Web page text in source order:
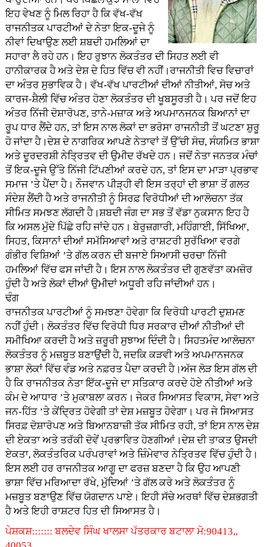
ਇਹ ਵੇਖਣ ਨੂੰ ਮਿਲ ਰਿਹਾ ਹੈ ਕਿ ਵੱਖ-ਵੱਖ
ਰਾਜਨੀਤਕ ਪਾਰਟੀਆਂ ਦੇ ਨੇਤਾ ਇਕ-ਦੂਜੇ ਨੂੰ
ਨੀਵਾਂ ਦਿਖਾਉਣ ਲਈ ਸ਼ਬਦੀ ਹਮਲਿਆਂ ਦਾ
ਸਹਾਰਾ ਲੈ ਰਹੇ ਹਨ। ਇਹ ਰੁਝਾਨ ਲੋਕਤੰਤਰ ਦੀ ਸਿਹਤ ਲਈ ਵੀ
ਹਾਨੀਕਾਰਕ ਹੈ ਅਤੇ ਦੇਸ਼ ਦੇ ਹਿਤ ਵਿੱਚ ਵੀ ਨਹੀਂ।ਰਾਜਨੀਤੀ ਵਿਚ ਵਿਚਾਰਾਂ
ਦਾ ਅੰਤਰ ਸੁਭਾਵਿਕ ਹੈ। ਵੱਖ-ਵੱਖ ਪਾਰਟੀਆਂ ਦੀਆਂ ਨੀਤੀਆਂ, ਸੋਚ ਅਤੇ
ਕਾਰਜ-ਸ਼ੈਲੀ ਵਿੱਚ ਅੰਤਰ ਹੋਣਾ ਲੋਕਤੰਤਰ ਦੀ ਖੂਬਸੂਰਤੀ ਹੈ। ਪਰ ਜਦੋਂ ਇਹ
ਅੰਤਰ ਨਿੱਜੀ ਦੋਸ਼ਾਰੋਪਣ, ਤਾਨੇ-ਮਜ਼ਾਕ ਅਤੇ ਅਪਮਾਨਜਨਕ ਬਿਆਨਾਂ ਦਾ
ਰੂਪ ਧਾਰ ਲੈਂਦੇ ਹਨ, ਤਾਂ ਇਸ ਨਾਲ ਲੋਕਾਂ ਦਾ ਭਰੋਸਾ ਰਾਜਨੀਤੀ ਤੋਂ ਘਟਣਾ ਸ਼ੁਰੂ
ਹੋ ਜਾਂਦਾ ਹੈ।ਦੇਸ਼ ਦੇ ਨਾਗਰਿਕ ਆਪਣੇ ਨੇਤਾਵਾਂ ਤੋਂ ਉੱਚੀ ਸੋਚ, ਸੰਯਮਿਤ ਭਾਸ਼ਾ
ਅਤੇ ਦੂਰਦਰਸ਼ੀ ਨੇਤ੍ਰਿਤਵ ਦੀ ਉਮੀਦ ਰੱਖਦੇ ਹਨ। ਜਦੋਂ ਨੇਤਾ ਜਨਤਕ ਮੰਚਾਂ
ਤੋਂ ਇਕ-ਦੂਜੇ ਉੱਤੇ ਨਿੱਜੀ ਟਿੱਪਣੀਆਂ ਕਰਦੇ ਹਨ, ਤਾਂ ਇਸ ਦਾ ਮਾੜਾ ਪ੍ਰਭਾਵ
ਸਮਾਜ ’ਤੇ ਪੈਂਦਾ ਹੈ। ਨੌਜਵਾਨ ਪੀੜ੍ਹੀ ਵੀ ਇਸ ਤਰ੍ਹਾਂ ਦੀ ਭਾਸ਼ਾ ਤੋਂ ਗਲਤ
ਸੰਦੇਸ਼ ਲੈਂਦੀ ਹੈ ਅਤੇ ਰਾਜਨੀਤੀ ਨੂੰ ਸਿਰਫ਼ ਵਿਰੋਧੀਆਂ ਦੀ ਆਲੋਚਨਾ ਤੱਕ
ਸੀਮਿਤ ਸਮਝਣ ਲੱਗਦੀ ਹੈ।ਸ਼ਬਦੀ ਜੰਗ ਦਾ ਸਭ ਤੋਂ ਵੱਡਾ ਨੁਕਸਾਨ ਇਹ ਹੈ
ਕਿ ਅਸਲ ਮੁੱਦੇ ਪਿੱਛੇ ਰਹਿ ਜਾਂਦੇ ਹਨ। ਬੇਰੁਜ਼ਗਾਰੀ, ਮਹਿੰਗਾਈ, ਸਿੱਖਿਆ,
ਸਿਹਤ, ਕਿਸਾਨਾਂ ਦੀਆਂ ਸਮੱਸਿਆਵਾਂ ਅਤੇ ਰਾਸ਼ਟਰੀ ਸੁਰੱਖਿਆ ਵਰਗੇ
ਗੰਭੀਰ ਵਿਸ਼ਿਆਂ ’ਤੇ ਗੱਲ ਕਰਨ ਦੀ ਬਜਾਏ ਸਿਆਸੀ ਚਰਚਾ ਨਿੱਜੀ
ਹਮਲਿਆਂ ਵਿੱਚ ਫਸ ਜਾਂਦੀ ਹੈ। ਇਸ ਨਾਲ ਲੋਕਤੰਤਰ ਦੀ ਗੁਣਵੱਤਾ ਕਮਜ਼ੋਰ
ਹੁੰਦੀ ਹੈ ਅਤੇ ਲੋਕਾਂ ਦੀਆਂ ਉਮੀਦਾਂ ਅਧੂਰੀ ਰਹਿ ਜਾਂਦੀਆਂ ਹਨ।
ਢੰਗ
ਰਾਜਨੀਤਕ ਪਾਰਟੀਆਂ ਨੂੰ ਸਮਝਣਾ ਹੋਵੇਗਾ ਕਿ ਵਿਰੋਧੀ ਪਾਰਟੀ ਦੁਸ਼ਮਣ
ਨਹੀਂ ਹੁੰਦੀ। ਲੋਕਤੰਤਰ ਵਿੱਚ ਵਿਰੋਧੀ ਧਿਰ ਸਰਕਾਰ ਦੀਆਂ ਨੀਤੀਆਂ ਦੀ
ਸਮੀਖਿਆ ਕਰਦੀ ਹੈ ਅਤੇ ਜ਼ਰੂਰੀ ਸੁਝਾਅ ਦਿੰਦੀ ਹੈ। ਸਿਹਤਮੰਦ ਆਲੋਚਨਾ
ਲੋਕਤੰਤਰ ਨੂੰ ਮਜ਼ਬੂਤ ਬਣਾਉਂਦੀ ਹੈ, ਜਦਕਿ ਕੜਵੀ ਅਤੇ ਅਪਮਾਨਜਨਕ
ਭਾਸ਼ਾ ਲੋਕਾਂ ਵਿੱਚ ਵੰਡ ਅਤੇ ਨਫ਼ਰਤ ਪੈਦਾ ਕਰਦੀ ਹੈ।ਅੱਜ ਲੋੜ ਇਸ ਗੱਲ ਦੀ
ਹੈ ਕਿ ਰਾਜਨੀਤਕ ਨੇਤਾ ਇੱਕ-ਦੂਜੇ ਦਾ ਸਤਿਕਾਰ ਕਰਦੇ ਹੋਏ ਨੀਤੀਆਂ ਅਤੇ
ਕੰਮ ਦੇ ਆਧਾਰ ’ਤੇ ਮੁਕਾਬਲਾ ਕਰਨ। ਜੇਕਰ ਸਿਆਸਤ ਵਿਕਾਸ, ਸੇਵਾ ਅਤੇ
ਜਨ-ਹਿੱਤ ’ਤੇ ਕੇਂਦ੍ਰਿਤ ਹੋਵੇਗੀ ਤਾਂ ਦੇਸ਼ ਮਜ਼ਬੂਤ ਹੋਵੇਗਾ। ਪਰ ਜੇ ਸਿਆਸਤ
ਸਿਰਫ਼ ਦੋਸ਼ਾਰੋਪਣ ਅਤੇ ਬਿਆਨਬਾਜ਼ੀ ਤੱਕ ਸੀਮਿਤ ਰਹੀ, ਤਾਂ ਇਸ ਨਾਲ ਦੇਸ਼
ਦੀ ਏਕਤਾ ਅਤੇ ਤਰੱਕੀ ਦੋਵੇਂ ਪ੍ਰਭਾਵਿਤ ਹੋਣਗੀਆਂ।ਦੇਸ਼ ਦੀ ਤਾਕਤ ਉਸਦੀ
ਏਕਤਾ, ਲੋਕਤੰਤਰਿਕ ਪਰੰਪਰਾਵਾਂ ਅਤੇ ਜ਼ਿੰਮੇਵਾਰ ਨੇਤ੍ਰਿਤਵ ਵਿੱਚ ਹੁੰਦੀ ਹੈ।
ਇਸ ਲਈ ਹਰ ਰਾਜਨੀਤਕ ਆਗੂ ਦਾ ਫਰਜ਼ ਬਣਦਾ ਹੈ ਕਿ ਉਹ ਆਪਣੀ
ਭਾਸ਼ਾ ਵਿੱਚ ਮਰਿਆਦਾ ਰੱਖੇ, ਮੁੱਦਿਆਂ ’ਤੇ ਗੱਲ ਕਰੇ ਅਤੇ ਲੋਕਤੰਤਰ ਨੂੰ
ਮਜ਼ਬੂਤ ਬਣਾਉਣ ਵਿੱਚ ਯੋਗਦਾਨ ਪਾਏ। ਇਹੀ ਸੱਚੇ ਅਰਥਾਂ ਵਿੱਚ ਦੇਸ਼ਭਗਤੀ
ਹੈ ਅਤੇ ਇਹੀ ਰਾਸ਼ਟਰ ਹਿਤ ਦੀ ਸਿਆਸਤ ਹੈ।
ਪੇਸ਼ਕਸ਼::::::: ਬਲਦੇਵ ਸਿੰਘ ਖਾਲਸਾ ਪੱਤਰਕਾਰ ਬਟਾਲਾ ਮੋ:90413,,